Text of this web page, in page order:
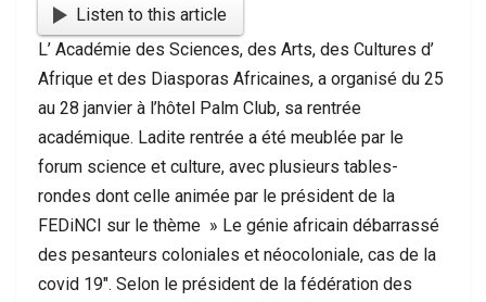
Listen to this article
L’ Académie des Sciences, des Arts, des Cultures d’
Afrique et des Diasporas Africaines, a organisé du 25
au 28 janvier à l’hôtel Palm Club, sa rentrée
académique. Ladite rentrée a été meublée par le
forum science et culture, avec plusieurs tables-
rondes dont celle animée par le président de la
FEDiNCI sur le thème » Le génie africain débarrassé
des pesanteurs coloniales et néocoloniale, cas de la
covid 19″. Selon le président de la fédération des